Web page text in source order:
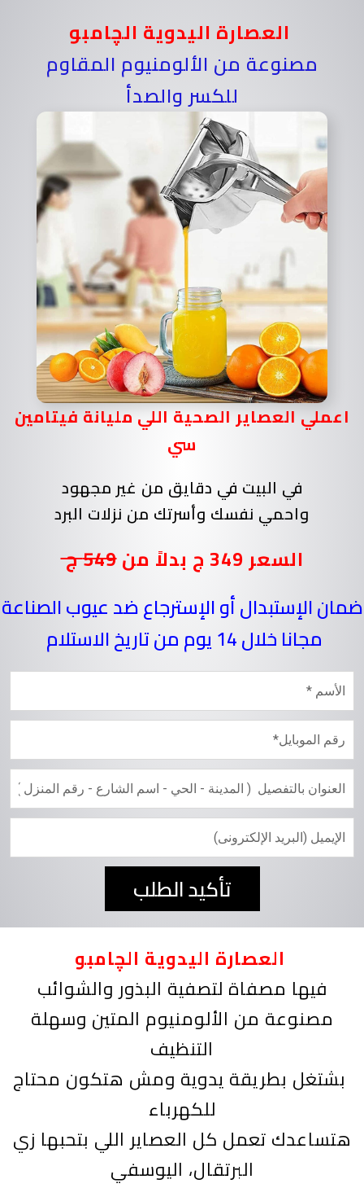
العصارة اليدوية الچامبو
مصنوعة من الألومنيوم المقاوم
للكسر والصدأ
اعملي العصاير الصحية اللي مليانة فيتامين
سي
في البيت في دقايق من غير مجهود
واحمي نفسك وأسرتك من نزلات البرد
السعر 349 ج بدلاً من
549 ج
ضمان الإستبدال أو الإسترجاع ضد عيوب الصناعة
مجانا خلال 14 يوم من تاريخ الاستلام
تأكيد الطلب
العصارة اليدوية الچامبو
فيها مصفاة لتصفية البذور والشوائب
مصنوعة من الألومنيوم المتين وسهلة
التنظيف
بشتغل بطريقة يدوية ومش هتكون محتاج
للكهرباء
هتساعدك تعمل كل العصاير اللي بتحبها زي
البرتقال، اليوسفي